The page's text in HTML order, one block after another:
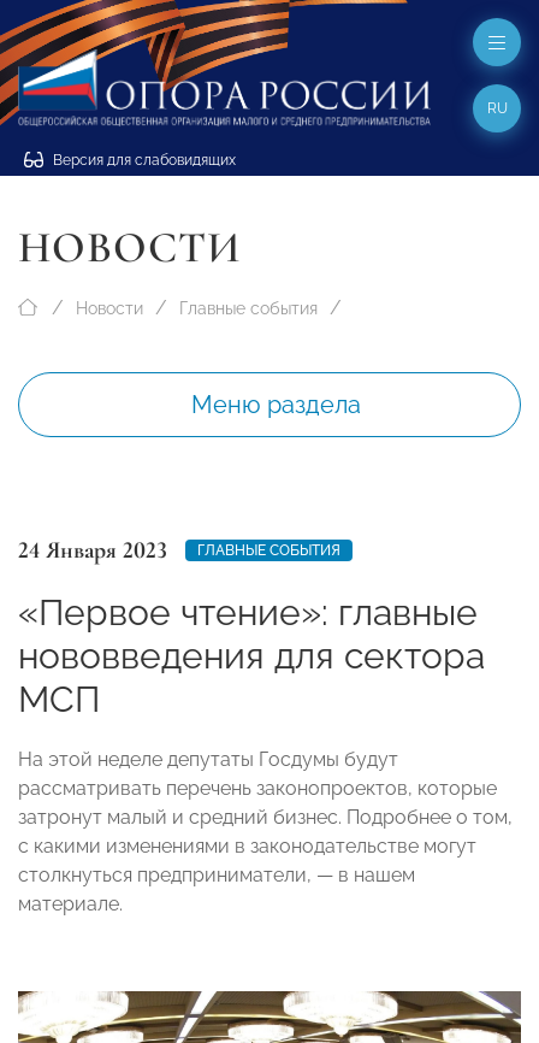
Версия для слабовидящих
RU
НОВОСТИ
Новости Главные события
Меню раздела
24 Января 2023 ГЛАВНЫЕ СОБЫТИЯ
«Первое чтение»: главные
нововведения для сектора
МСП
На этой неделе депутаты Госдумы будут
рассматривать перечень законопроектов, которые
затронут малый и средний бизнес. Подробнее о том,
с какими изменениями в законодательстве могут
столкнуться предприниматели, — в нашем
материале.